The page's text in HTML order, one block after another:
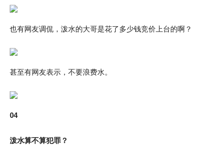
也有网友调侃，泼水的大哥是花了多少钱竞价上台的啊？
甚至有网友表示，不要浪费水。
04
泼水算不算犯罪？